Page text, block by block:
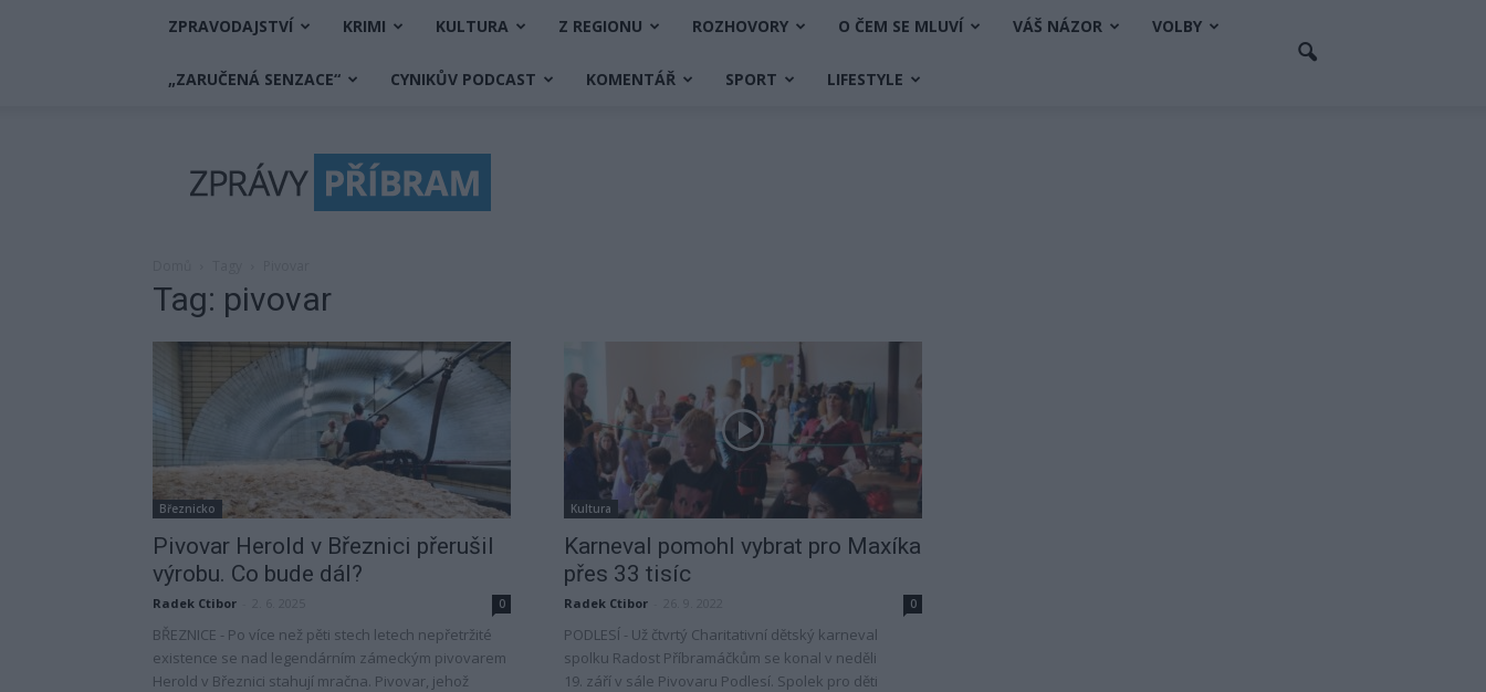
ZPRAVODAJSTVÍ KRIMI KULTURA Z REGIONU ROZHOVORY O ČEM SE MLUVÍ VÁŠ NÁZOR VOLBY
„ZARUČENÁ SENZACE“ CYNIKŮV PODCAST KOMENTÁŘ SPORT LIFESTYLE
Příbram
Tag: pivovar
Březnicko
Pivovar Herold v Březnici přerušil
výrobu. Co bude dál?
Radek Ctibor 0
BŘEZNICE - Po více než pěti stech letech nepřetržité
existence se nad legendárním zámeckým pivovarem
Herold v Březnici stahují mračna. Pivovar, jehož
Kultura
Karneval pomohl vybrat pro Maxíka
přes 33 tisíc
Radek Ctibor 0
PODLESÍ - Už čtvrtý Charitativní dětský karneval
spolku Radost Příbramáčkům se konal v neděli
19. září v sále Pivovaru Podlesí. Spolek pro děti